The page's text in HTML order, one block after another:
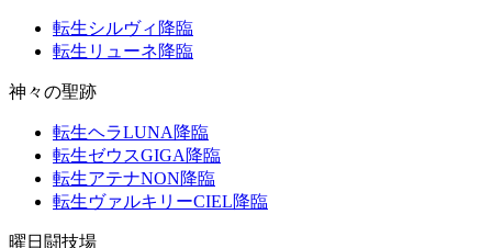
転生シルヴィ降臨
転生リューネ降臨
神々の聖跡
転生ヘラLUNA降臨
転生ゼウスGIGA降臨
転生アテナNON降臨
転生ヴァルキリーCIEL降臨
曜日闘技場